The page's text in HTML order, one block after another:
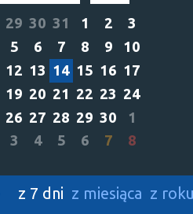
29 30 31 1 2
3
5 6 7 8 9
10
12 13 14 15 16 17
19 20 21 22 23 24
26 27 28 29 30
1
3 4 5 6 7 8
z 7 dni z miesiąca z